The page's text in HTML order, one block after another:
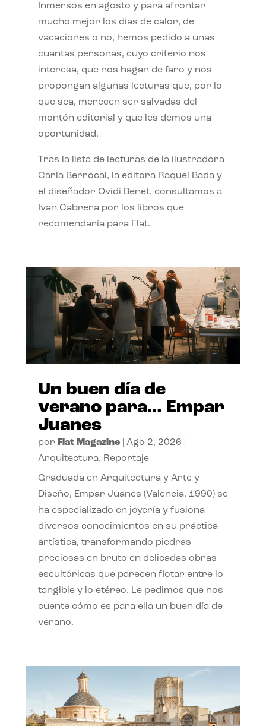
Inmersos en agosto y para afrontar
mucho mejor los días de calor, de
vacaciones o no, hemos pedido a unas
cuantas personas, cuyo criterio nos
interesa, que nos hagan de faro y nos
propongan algunas lecturas que, por lo
que sea, merecen ser salvadas del
montón editorial y que les demos una
oportunidad.
Tras la lista de lecturas de la ilustradora
Carla Berrocal, la editora Raquel Bada y
el diseñador Ovidi Benet, consultamos a
Ivan Cabrera por los libros que
recomendaría para Flat.
Un buen día de
verano para… Empar
Juanes
por Flat Magazine| Ago 2, 2026
Arquitectura, Reportaje
Graduada en Arquitectura y Arte y
Diseño, Empar Juanes (Valencia, 1990) se
ha especializado en joyería y fusiona
diversos conocimientos en su práctica
artística, transformando piedras
preciosas en bruto en delicadas obras
escultóricas que parecen flotar entre lo
tangible y lo etéreo. Le pedimos que nos
cuente cómo es para ella un buen día de
verano.